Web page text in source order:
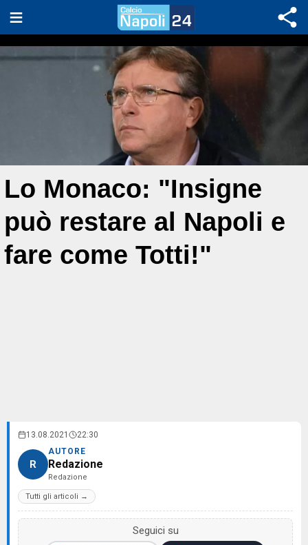
Lo Monaco: "Insigne
può restare al Napoli e
fare come Totti!"
13.08.2021 22:30
R
AUTORE
Redazione
Redazione
Tutti gli articoli →
Seguici su